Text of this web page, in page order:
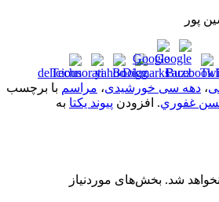
پور
، دهه سی خورشیدی، مراسم با برچسب
غفوري. افزودن پیوند یکتا به
شد. بخش‌های موردنیاز